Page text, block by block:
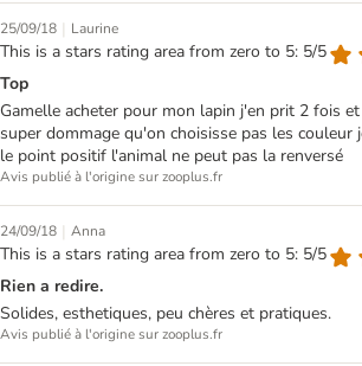
25/09/18 | Laurine
This is a stars rating area from zero to 5: 5/5
Top
Gamelle acheter pour mon lapin j'en prit 2 fois
super dommage qu'on choisisse pas les couleur
le point positif l'animal ne peut pas la renversé
Avis publié à l'origine sur zooplus.fr
24/09/18 | Anna
This is a stars rating area from zero to 5: 5/5
Rien a redire.
Solides, esthetiques, peu chères et pratiques.
Avis publié à l'origine sur zooplus.fr